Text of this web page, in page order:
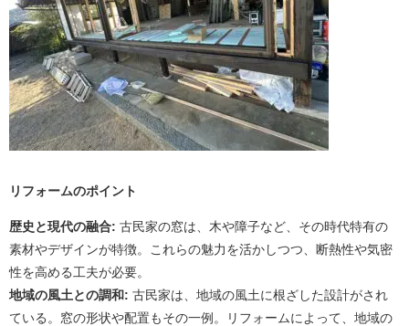
リフォームのポイント
歴史と現代の融合: 古民家の窓は、木や障子など、その時代特有の
素材やデザインが特徴。これらの魅力を活かしつつ、断熱性や気密
性を高める工夫が必要。
地域の風土との調和: 古民家は、地域の風土に根ざした設計がされ
ている。窓の形状や配置もその一例。リフォームによって、地域の